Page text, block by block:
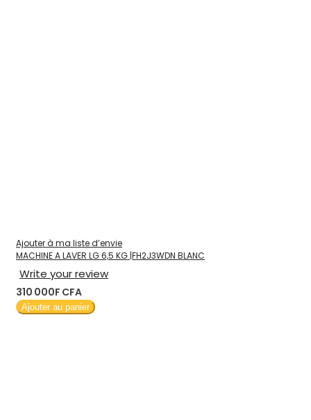
Ajouter à ma liste d’envie
MACHINE A LAVER LG 6,5 KG |FH2J3WDN BLANC
Write your review
310 000F CFA
Ajouter au panier